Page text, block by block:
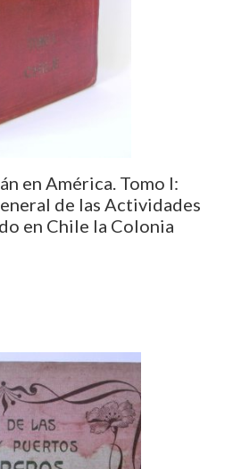
en América. Tomo I:
de las Actividades
en Chile la Colonia